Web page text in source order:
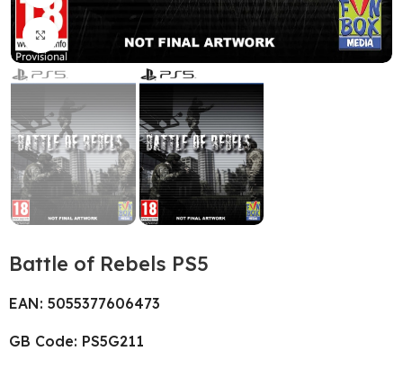
Uvećaj sliku
Battle of Rebels PS5
EAN: 5055377606473
GB Code: PS5G211